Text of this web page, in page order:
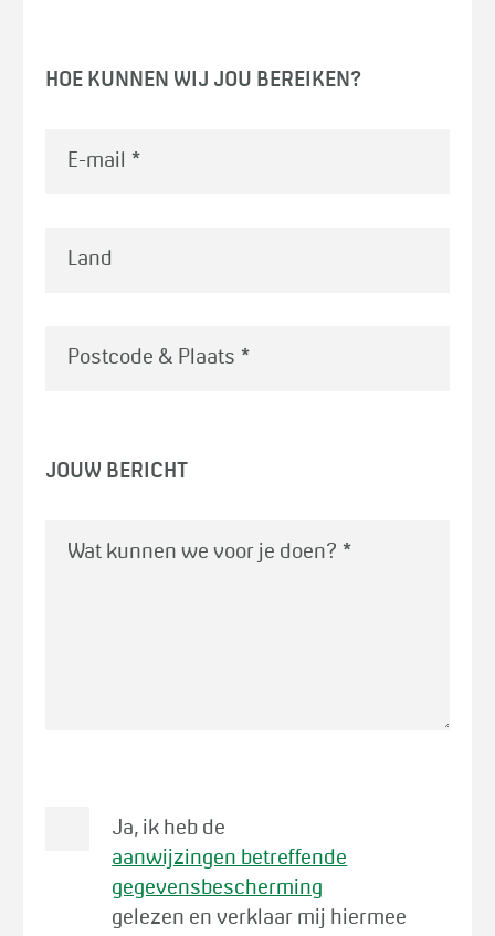
HOE KUNNEN WIJ JOU BEREIKEN?
E-mail *
Land
Postcode & Plaats *
JOUW BERICHT
Wat kunnen we voor je doen? *
Ja, ik heb de
aanwijzingen betreffende
gegevensbescherming
gelezen en verklaar mij hiermee